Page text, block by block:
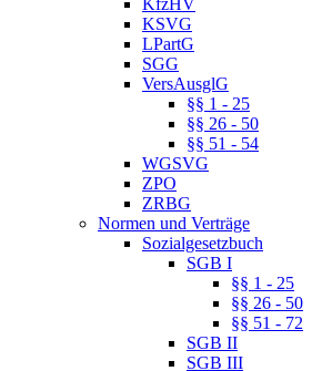
KSVG
LPartG
SGG
VersAusglG
§§ 1 - 25
§§ 26 - 50
§§ 51 - 54
WGSVG
ZPO
ZRBG
Normen und Verträge
Sozialgesetzbuch
SGB I
§§ 1 - 25
§§ 26 - 50
§§ 51 - 72
SGB II
SGB III